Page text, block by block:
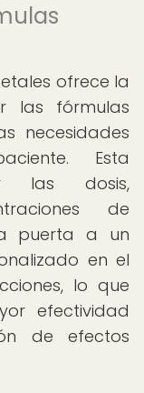
ofrece la
las fórmulas
necesidades
Esta
las dosis,
de
puerta a un
en el
lo que
efectividad
de efectos